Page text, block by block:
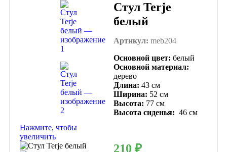
Нажмите, чтобы
увеличить
Стул Terje
белый
Артикул: meb204
Основной цвет: белый
Основной материал:
дерево
Длина: 43 см
Ширина: 52 см
Высота: 77 см
Высота сиденья: 46 см
210 ₽